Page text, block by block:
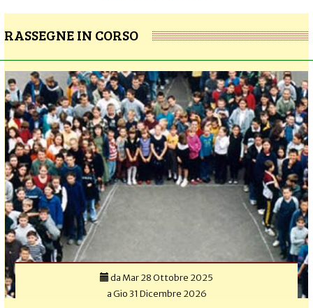
RASSEGNE IN CORSO
da Mar 28 Ottobre 2025
aGio 31 Dicembre 2026